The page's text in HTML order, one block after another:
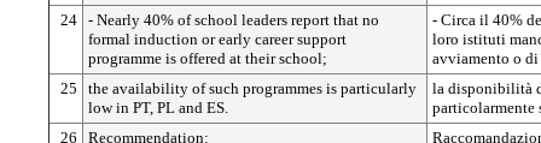
24 - Nearly 40% of school leaders report that no
formal induction or early career support
programme is offered at their school;
- Circa il 40%
loro istituti
avviamento o
25
the availability of such programmes is particularly
low in PT, PL and ES.
la disponibilità
particolarmente
26
Recommendation: